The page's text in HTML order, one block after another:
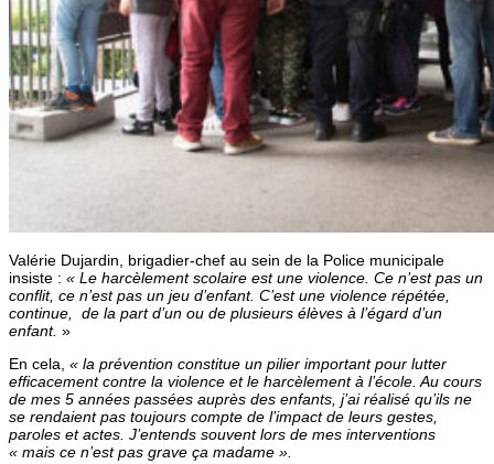
Valérie Dujardin, brigadier-chef au sein de la Police municipale
insiste : « Le harcèlement scolaire est une violence. Ce n’est pas un
conflit, ce n’est pas un jeu d’enfant. C’est une violence répétée,
continue, de la part d’un ou de plusieurs élèves à l’égard d’un
enfant. »
En cela, « la prévention constitue un pilier important pour lutter
efficacement contre la violence et le harcèlement à l’école. Au cours
de mes 5 années passées auprès des enfants, j’ai réalisé qu’ils ne
se rendaient pas toujours compte de l’impact de leurs gestes,
paroles et actes. J’entends souvent lors de mes interventions
« mais ce n’est pas grave ça madame ».